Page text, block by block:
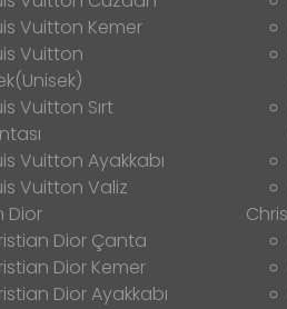
Vuitton Kemer
Vuitton
Vuitton Sırt
Vuitton Ayakkabı
Vuitton Valiz
Dior
Dior Çanta
Dior Kemer
Dior Ayakkabı